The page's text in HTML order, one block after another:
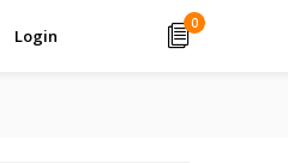
Login
0